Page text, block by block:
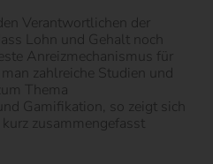
Verantwortlichen der
Lohn und Gehalt noch
Anreizmechanismus für
zahlreiche Studien und
Thema
Gamifikation, so zeigt sich
zusammengefasst